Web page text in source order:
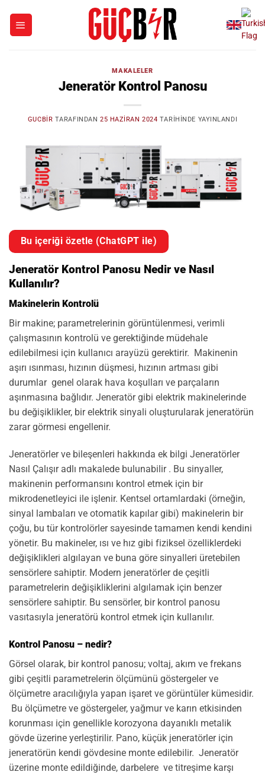
MAKALELER
Jeneratör Kontrol Panosu
GUCBIR TARAFINDAN 25 HAZIRAN 2024 TARIHINDE YAYINLANDI
Bu içeriği özetle (ChatGPT ile)
Jeneratör Kontrol Panosu Nedir ve Nasıl
Kullanılır?
Makinelerin Kontrolü
Bir makine; parametrelerinin görüntülenmesi, verimli
çalışmasının kontrolü ve gerektiğinde müdehale
edilebilmesi için kullanıcı arayüzü gerektirir. Makinenin
aşırı ısınması, hızının düşmesi, hızının artması gibi
durumlar genel olarak hava koşulları ve parçaların
aşınmasına bağlıdır. Jeneratör gibi elektrik makinelerinde
bu değişiklikler, bir elektrik sinyali oluşturularak jeneratörün
zarar görmesi engellenir.
Jeneratörler ve bileşenleri hakkında ek bilgi Jeneratörler
Nasıl Çalışır adlı makalede bulunabilir . Bu sinyaller,
makinenin performansını kontrol etmek için bir
mikrodenetleyici ile işlenir. Kentsel ortamlardaki (örneğin,
sinyal lambaları ve otomatik kapılar gibi) makinelerin bir
çoğu, bu tür kontrolörler sayesinde tamamen kendi kendini
yönetir. Bu makineler, ısı ve hız gibi fiziksel özelliklerdeki
değişiklikleri algılayan ve buna göre sinyalleri üretebilen
sensörlere sahiptir. Modern jeneratörler de çeşitli
parametrelerin değişikliklerini algılamak için benzer
sensörlere sahiptir. Bu sensörler, bir kontrol panosu
vasıtasıyla jeneratörü kontrol etmek için kullanılır.
Kontrol Panosu – nedir?
Görsel olarak, bir kontrol panosu; voltaj, akım ve frekans
gibi çeşitli parametrelerin ölçümünü göstergeler ve
ölçümetre aracılığıyla yapan işaret ve görüntüler kümesidir.
Bu ölçümetre ve göstergeler, yağmur ve karın etkisinden
korunması için genellikle korozyona dayanıklı metalik
gövde üzerine yerleştirilir. Pano, küçük jeneratörler için
jeneratörün kendi gövdesine monte edilebilir. Jeneratör
üzerine monte edildiğinde, darbelere ve titreşime karşı